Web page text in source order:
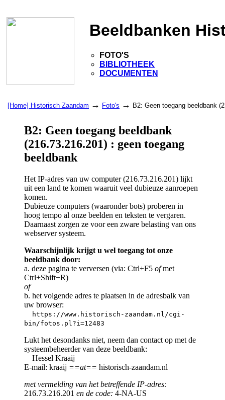
Beeldbanken
FOTO'S
BIBLIOTHEEK
DOCUMENTEN
[Home] Historisch Zaandam → Foto's → B2: Geen toegang beeldbank
B2: Geen toegang beeldbank
(216.73.216.201) : geen toegang
beeldbank
Het IP-adres van uw computer (216.73.216.201) lijkt
uit een land te komen waaruit veel dubieuze aanroepen
komen.
Dubieuze computers (waaronder bots) proberen in
hoog tempo al onze beelden en teksten te vergaren.
Daarnaast zorgen ze voor een zware belasting van ons
webserver systeem.
Waarschijnlijk krijgt u wel toegang tot onze
beeldbank door:
a. deze pagina te verversen (via: Ctrl+F5 ofmet
Ctrl+Shift+R)
of
b. het volgende adres te plaatsen in de adresbalk van
uw browser:
https://www.historisch-zaandam.nl/cgi-
bin/fotos.pl?i=12483
Lukt het desondanks niet, neem dan contact op met de
systeembeheerder van deze beeldbank:
Hessel Kraaij
E-mail: kraaij ==at== historisch-zaandam.nl
met vermelding van het betreffende IP-adres:
216.73.216.201 en de code: 4-NA-US